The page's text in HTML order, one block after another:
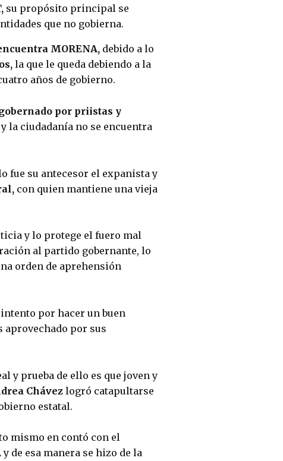
su propósito principal se
que no gobierna.
MORENA, debido a lo
la que le queda debiendo a la
años de gobierno.
por priistas y
la ciudadanía no se encuentra
fue su antecesor el expanista y
con quien mantiene una vieja
y lo protege el fuero mal
al partido gobernante, lo
orden de aprehensión
por hacer un buen
aprovechado por sus
y prueba de ello es que joven y
Chávez logró catapultarse
estatal.
mismo en contó con el
y de esa manera se hizo de la